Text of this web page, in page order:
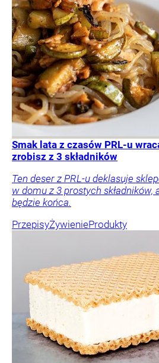
Smak lata z czasów PRL-u
zrobisz z 3 składników
Ten deser z PRL-u deklasuje
w domu z 3 prostych składników,
będzie końca.
PrzepisyŻywienieProdukty